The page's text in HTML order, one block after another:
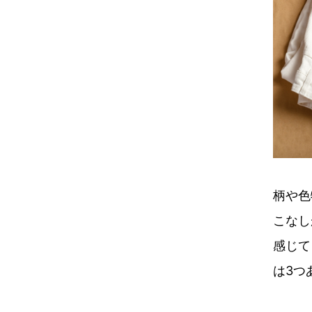
柄や
こな
感じ
は3つ